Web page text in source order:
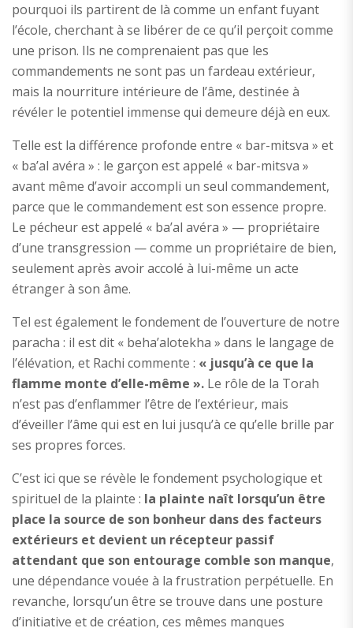
pourquoi ils partirent de là comme un enfant fuyant
l’école, cherchant à se libérer de ce qu’il perçoit comme
une prison. Ils ne comprenaient pas que les
commandements ne sont pas un fardeau extérieur,
mais la nourriture intérieure de l’âme, destinée à
révéler le potentiel immense qui demeure déjà en eux.
Telle est la différence profonde entre « bar-mitsva » et
« ba’al avéra » : le garçon est appelé « bar-mitsva »
avant même d’avoir accompli un seul commandement,
parce que le commandement est son essence propre.
Le pécheur est appelé « ba’al avéra » — propriétaire
d’une transgression — comme un propriétaire de bien,
seulement après avoir accolé à lui-même un acte
étranger à son âme.
Tel est également le fondement de l’ouverture de notre
paracha : il est dit « beha’alotekha » dans le langage de
l’élévation, et Rachi commente : « jusqu’à ce que la
flamme monte d’elle-même ». Le rôle de la Torah
n’est pas d’enflammer l’être de l’extérieur, mais
d’éveiller l’âme qui est en lui jusqu’à ce qu’elle brille par
ses propres forces.
C’est ici que se révèle le fondement psychologique et
spirituel de la plainte : la plainte naît lorsqu’un être
place la source de son bonheur dans des facteurs
extérieurs et devient un récepteur passif
attendant que son entourage comble son manque,
une dépendance vouée à la frustration perpétuelle. En
revanche, lorsqu’un être se trouve dans une posture
d’initiative et de création, ces mêmes manques